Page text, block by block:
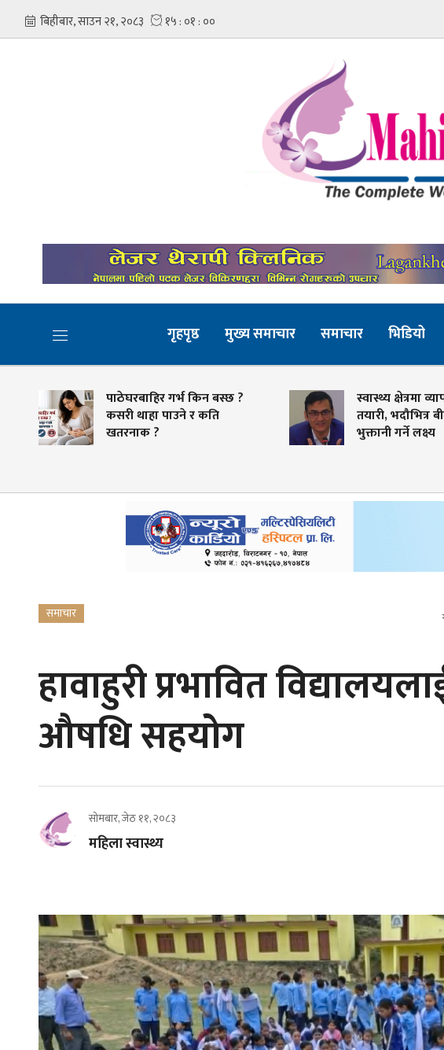
गृहपृष्ठ मुख्य समाचार समाचार भिडियो
पाठेघरबाहिर गर्भ किन बस्छ ?
कसरी थाहा पाउने र कति
खतरनाक ?
स्वास्थ्य क्षेत्रमा
तयारी, भदौभित्र
भुक्तानी गर्ने लक्ष्य
समाचार
हावाहुरी प्रभावित
औषधि सहयोग
सोमबार, जेठ ११, २०८३
महिला स्वास्थ्य